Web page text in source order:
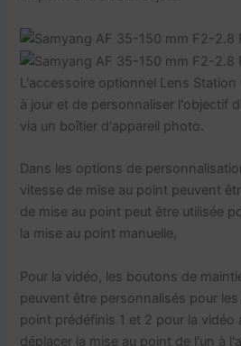
L'accessoire optionnel Lens
à jour et de personnaliser l'objectif
via un boîtier d'appareil photo.
Dans les options de
vitesse de mise au point peuvent
de mise au point peut être utilisée
la mise au point manuelle,
Pour la vidéo, les boutons de
peuvent être personnalisés pour
point prédéfinis 1 et 2 pour la vidéo
déplacer la mise au point de l'un à